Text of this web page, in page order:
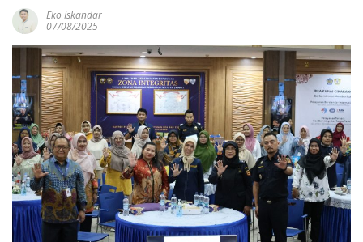
Eko Iskandar
07/08/2025